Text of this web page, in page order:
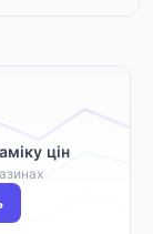
цін